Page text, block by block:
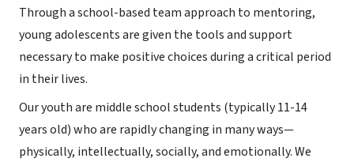
Through a school-based team approach to mentoring,
young adolescents are given the tools and support
necessary to make positive choices during a critical period
in their lives.
Our youth are middle school students (typically 11-14
years old) who are rapidly changing in many ways—
physically, intellectually, socially, and emotionally. We